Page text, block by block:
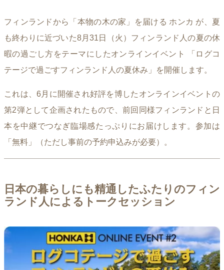
フィンランドから「本物の木の家」を届ける ホンカ が、夏
も終わりに近づいた8月31日（火）フィンランド人の夏の休
暇の過ごし方をテーマにしたオンラインイベント 「ログコ
テージで過ごすフィンランド人の夏休み」を開催します。
これは、6月に開催され好評を博したオンラインイベントの
第2弾として企画されたもので、前回同様フィンランドと日
本を中継でつなぎ臨場感たっぷりにお届けします。参加は
「無料」（ただし事前の予約申込みが必要）。
日本の暮らしにも精通したふたりのフィン
ランド人によるトークセッション